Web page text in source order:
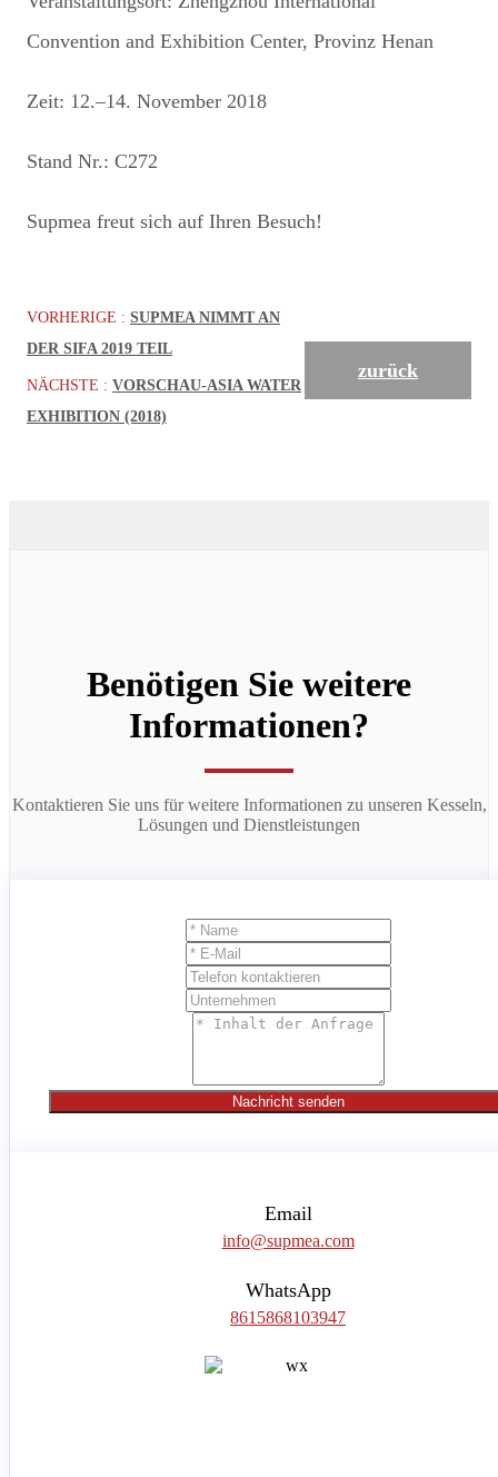
Convention and Exhibition Center, Provinz Henan
Zeit: 12.–14. November 2018
Stand Nr.: C272
Supmea freut sich auf Ihren Besuch!
VORHERIGE : SUPMEA NIMMT AN
DER SIFA 2019 TEIL
NÄCHSTE : VORSCHAU-ASIA WATER
EXHIBITION (2018)
zurück
Benötigen Sie weitere
Informationen?
Kontaktieren Sie uns für weitere Informationen zu unseren Kesseln,
Lösungen und Dienstleistungen
Nachricht senden
Email
info@supmea.com
WhatsApp
8615868103947